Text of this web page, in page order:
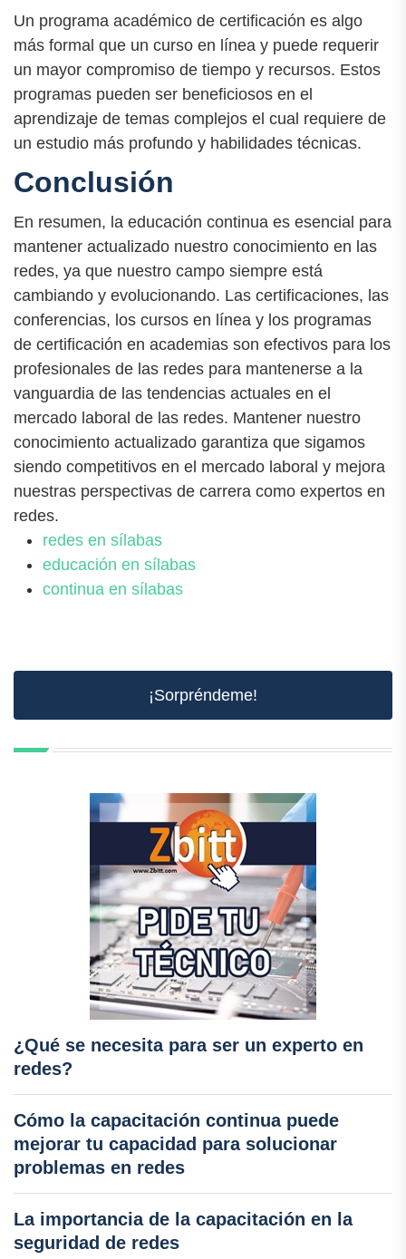
Un programa académico de certificación es algo
más formal que un curso en línea y puede requerir
un mayor compromiso de tiempo y recursos. Estos
programas pueden ser beneficiosos en el
aprendizaje de temas complejos el cual requiere de
un estudio más profundo y habilidades técnicas.
Conclusión
En resumen, la educación continua es esencial para
mantener actualizado nuestro conocimiento en las
redes, ya que nuestro campo siempre está
cambiando y evolucionando. Las certificaciones, las
conferencias, los cursos en línea y los programas
de certificación en academias son efectivos para los
profesionales de las redes para mantenerse a la
vanguardia de las tendencias actuales en el
mercado laboral de las redes. Mantener nuestro
conocimiento actualizado garantiza que sigamos
siendo competitivos en el mercado laboral y mejora
nuestras perspectivas de carrera como expertos en
redes.
redes en sílabas
educación en sílabas
continua en sílabas
¡Sorpréndeme!
¿Qué se necesita para ser un experto en
redes?
Cómo la capacitación continua puede
mejorar tu capacidad para solucionar
problemas en redes
La importancia de la capacitación en la
seguridad de redes